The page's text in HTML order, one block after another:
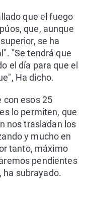
que el fuego
que, aunque
se ha
"Se tendrá que
el día para que el
Ha dicho.
con esos 25
lo permiten, que
nos trasladan los
y mucho en
tanto, máximo
pendientes
ha subrayado.